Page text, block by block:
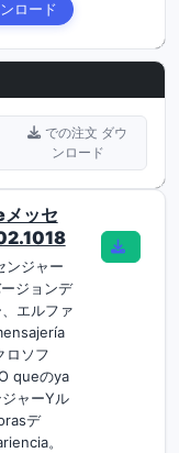
ロード
での注文 ダウ
ンロード
ッセ
ンジャー
ジョンデ
エルファ
ロソフ
queのya
ャーYル
デ
。